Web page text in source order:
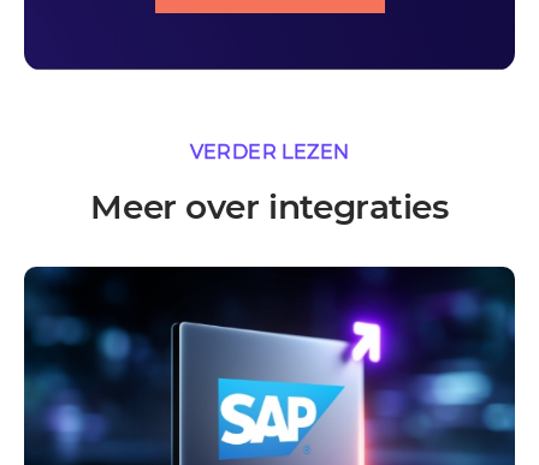
VERDER LEZEN
Meer over integraties